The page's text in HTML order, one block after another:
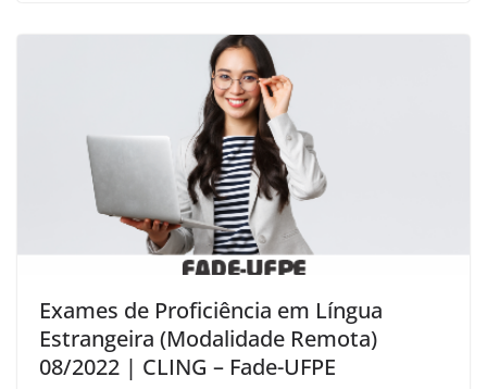
Exames de Proficiência em Língua
Estrangeira (Modalidade Remota)
08/2022 | CLING – Fade-UFPE